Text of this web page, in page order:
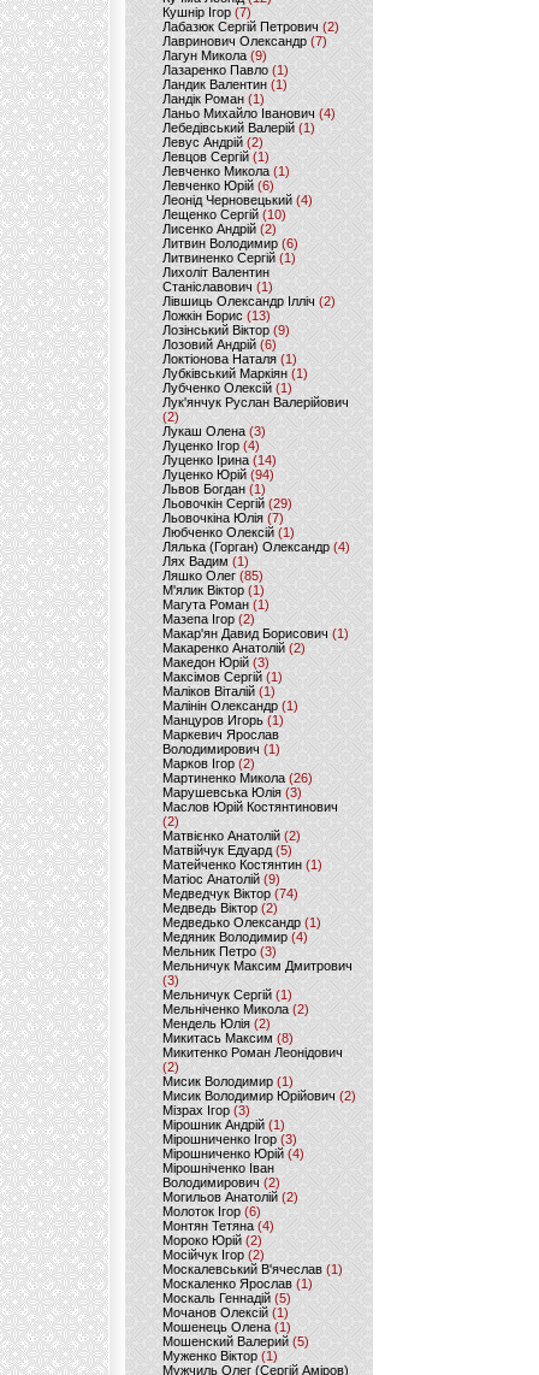
Кушнір Ігор(7)
Лабазюк Сергій Петрович (2)
Лавринович Олександр(7)
Лагун Микола(9)
Лазаренко Павло (1)
Ландик Валентин (1)
Ландік Роман (1)
Ланьо Михайло Іванович(4)
Лебедівський Валерій(1)
Левус Андрій(2)
Левцов Сергій (1)
Левченко Микола (1)
Левченко Юрій (6)
Леонід Черновецький (4)
Лещенко Сергій (10)
Лисенко Андрій (2)
Литвин Володимир (6)
Литвиненко Сергій (1)
Лихоліт Валентин
Станіславович (1)
Лівшиць Олександр Ілліч (2)
Ложкін Борис(13)
Лозінський Віктор(9)
Лозовий Андрій (6)
Локтіонова Наталя (1)
Лубківський Маркіян(1)
Лубченко Олексій (1)
Лук'янчук Руслан Валерійович
(2)
Лукаш Олена (3)
Луценко Ігор (4)
Луценко Ірина (14)
Луценко Юрій (94)
Львов Богдан (1)
Льовочкін Сергій (29)
Льовочкіна Юлія(7)
Любченко Олексій(1)
Лялька (Горган) Олександр(4)
Лях Вадим (1)
Ляшко Олег (85)
М'ялик Віктор(1)
Магута Роман(1)
Мазепа Ігор (2)
Макар'ян Давид Борисович(1)
Макаренко Анатолій (2)
Македон Юрій(3)
Максімов Сергій (1)
Маліков Віталій (1)
Малінін Олександр (1)
Манцуров Игорь (1)
Маркевич Ярослав
Володимирович (1)
Марков Ігор (2)
Мартиненко Микола (26)
Марушевська Юлія (3)
Маслов Юрій Костянтинович
(2)
Матвієнко Анатолій (2)
Матвійчук Едуард(5)
Матейченко Костянтин (1)
Матіос Анатолій (9)
Медведчук Віктор(74)
Медведь Віктор (2)
Медведько Олександр (1)
Медяник Володимир(4)
Мельник Петро (3)
Мельничук Максим Дмитрович
(3)
Мельничук Сергій (1)
Мельніченко Микола (2)
Мендель Юлія (2)
Микитась Максим (8)
Микитенко Роман Леонідович
(2)
Мисик Володимир (1)
Мисик Володимир Юрійович(2)
Мізрах Ігор(3)
Мірошник Андрій(1)
Мірошниченко Ігор (3)
Мірошниченко Юрій(4)
Мірошніченко Іван
Володимирович (2)
Могильов Анатолій (2)
Молоток Ігор (6)
Монтян Тетяна (4)
Мороко Юрій(2)
Мосійчук Ігор (2)
Москалевський В'ячеслав (1)
Москаленко Ярослав (1)
Москаль Геннадій (5)
Мочанов Олексій(1)
Мошенець Олена(1)
Мошенский Валерий (5)
Муженко Віктор (1)
Мужчиль Олег (Сергій Аміров)